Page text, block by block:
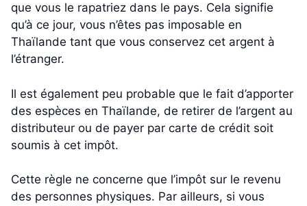
que vous le rapatriez dans le pays. Cela signifie
qu’à ce jour, vous n’êtes pas imposable en
Thaïlande tant que vous conservez cet argent à
l’étranger.
Il est également peu probable que le fait d’apporter
des espèces en Thaïlande, de retirer de l’argent au
distributeur ou de payer par carte de crédit soit
soumis à cet impôt.
Cette règle ne concerne que l’impôt sur le revenu
des personnes physiques. Par ailleurs, si vous